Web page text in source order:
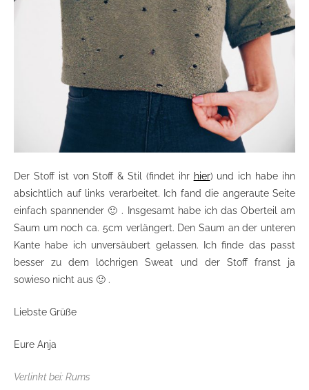
Der Stoff ist von Stoff & Stil (findet ihr hier) und ich habe ihn
absichtlich auf links verarbeitet. Ich fand die angeraute Seite
einfach spannender 🙂 . Insgesamt habe ich das Oberteil am
Saum um noch ca. 5cm verlängert. Den Saum an der unteren
Kante habe ich unversäubert gelassen. Ich finde das passt
besser zu dem löchrigen Sweat und der Stoff franst ja
sowieso nicht aus 🙂 .
Liebste Grüße
Eure Anja
Verlinkt bei:Rums